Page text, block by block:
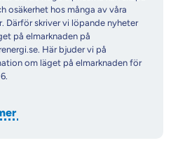
osäkerhet hos många av våra
Därför skriver vi löpande nyheter
på elmarknaden på
Här bjuder vi på
om läget på elmarknaden för